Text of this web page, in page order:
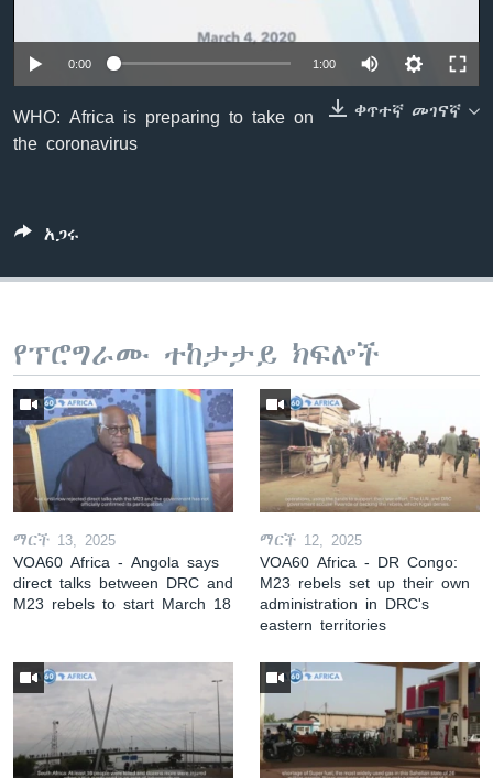
ቋንቋዎች
0:00 1:00
ቀጥተኛ መገናኛ
WHO: Africa is preparing to take on
the coronavirus
አጋሩ
የፕሮግራሙ ተከታታይ ክፍሎች
ማርች 13, 2025
VOA60 Africa - Angola says
direct talks between DRC and
M23 rebels to start March 18
ማርች 12, 2025
VOA60 Africa - DR Congo:
M23 rebels set up their own
administration in DRC's
eastern territories